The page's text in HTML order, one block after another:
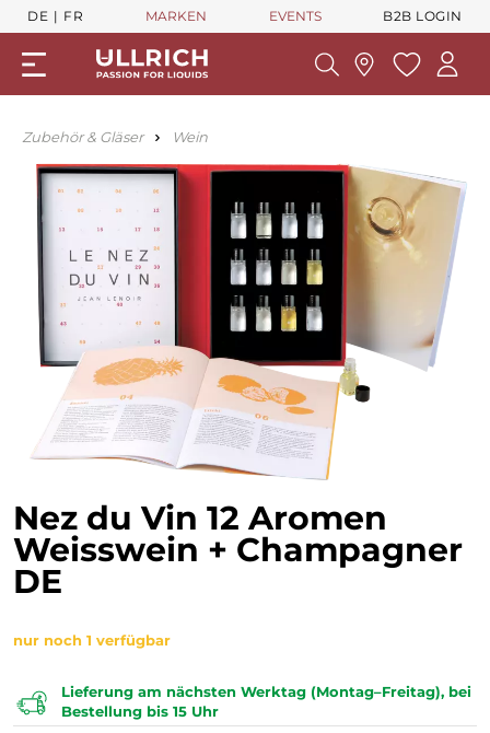
DE FR MARKEN EVENTS B2B LOGIN
Zubehör & Gläser Wein
Nez du Vin 12 Aromen
Weisswein + Champagner
DE
nur noch 1 verfügbar
Lieferung am nächsten Werktag (Montag–Freitag), bei
Bestellung bis 15 Uhr